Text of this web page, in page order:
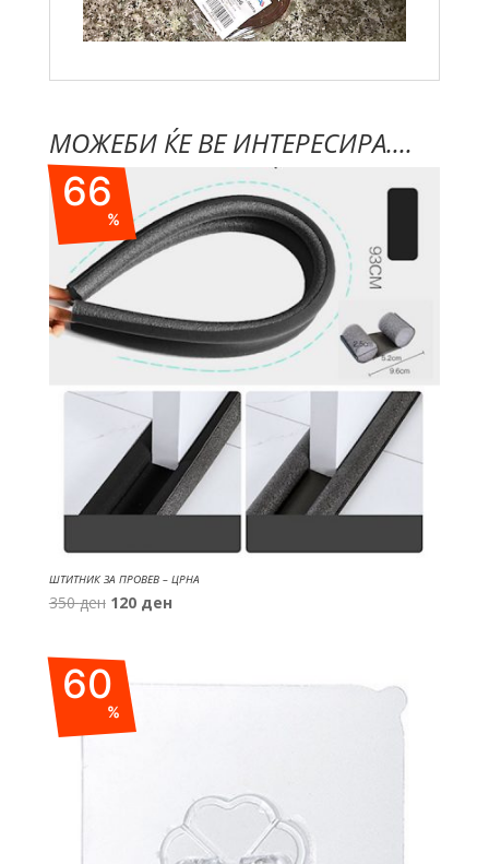
МОЖЕБИ ЌЕ ВЕ ИНТЕРЕСИРА....
66
%
ШТИТНИК ЗА ПРОВЕВ – ЦРНА
350ден Original
350 ден.
120 денCurrent
60
%